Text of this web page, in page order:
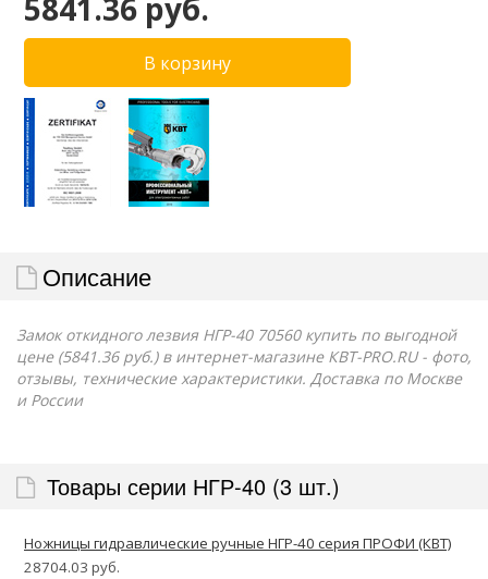
Описание
Замок откидного лезвия НГР-40 70560 купить по выгодной
цене (5841.36 руб.) в интернет-магазине КВТ-PRO.RU - фото,
отзывы, технические характеристики. Доставка по Москве
и России
Товары серии НГР-40 (3 шт.)
Ножницы гидравлические ручные НГР-40 серия ПРОФИ (КВТ)
28704.03 руб.